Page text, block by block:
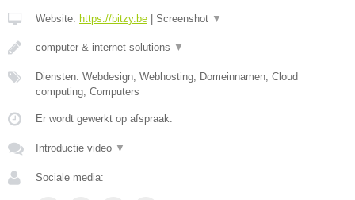
Website: https://bitzy.be Screenshot ▼
computer & internet solutions ▼
Diensten: Webdesign, Webhosting, Domeinnamen, Cloud
computing, Computers
Er wordt gewerkt op afspraak.
Introductie video ▼
Sociale media: